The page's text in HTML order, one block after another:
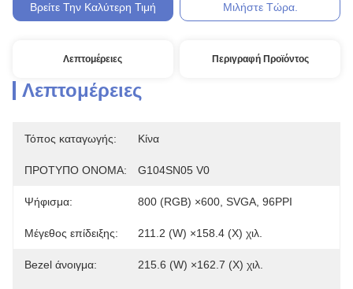
Βρείτε Την Καλύτερη Τιμή Μιλήστε Τώρα.
Λεπτομέρειες Περιγραφή Προϊόντος
Λεπτομέρειες
Τόπος καταγωγής: Κίνα
ΠΡΟΤΥΠΟ ΟΝΟΜΑ: G104SN05 V0
Ψήφισμα: 800 (RGB) ×600, SVGA, 96PPI
Μέγεθος επίδειξης: 211.2 (W) ×158.4 (Χ) χιλ.
Bezel άνοιγμα: 215.6 (W) ×162.7 (Χ) χιλ.